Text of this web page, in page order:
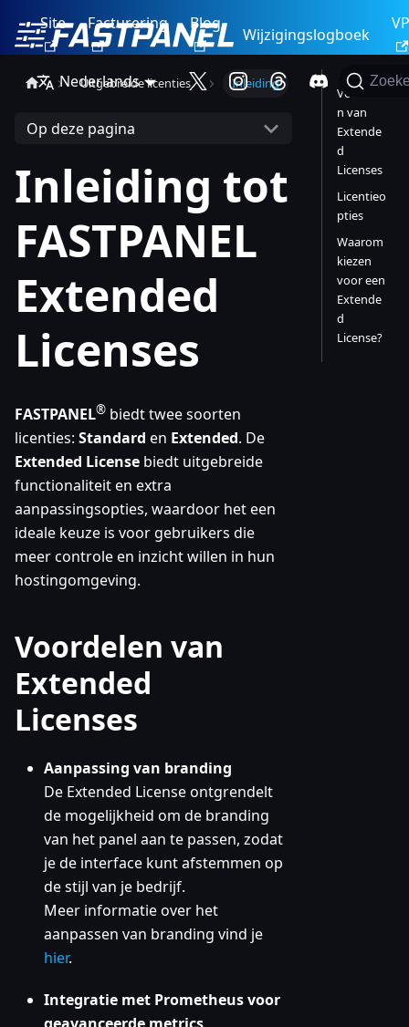
Site Facturering Blog
Wijzigingslogboek
Nederlands
Uitgebreide licenties Inleiding
Op deze pagina
Inleiding tot
FASTPANEL
Extended
Licenses
FASTPANEL® biedt twee soorten
licenties: Standard en Extended. De
Extended License biedt uitgebreide
functionaliteit en extra
aanpassingsopties, waardoor het een
ideale keuze is voor gebruikers die
meer controle en inzicht willen in hun
hostingomgeving.
Voordelen van
Extended
Licenses
Aanpassing van branding
De Extended License ontgrendelt
de mogelijkheid om de branding
van het panel aan te passen, zodat
je de interface kunt afstemmen op
de stijl van je bedrijf.
Meer informatie over het
aanpassen van branding vind je
hier.
Integratie met Prometheus voor
Voordele
n van
Extende
d
Licenses
Licentieo
pties
Waarom
kiezen
voor een
Extende
d
License?